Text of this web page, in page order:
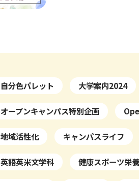
自分色パレット 大学案内2024
オープンキャンパス特別企画
地域活性化 キャンパスライフ
英語英米文学科 健康スポーツ栄